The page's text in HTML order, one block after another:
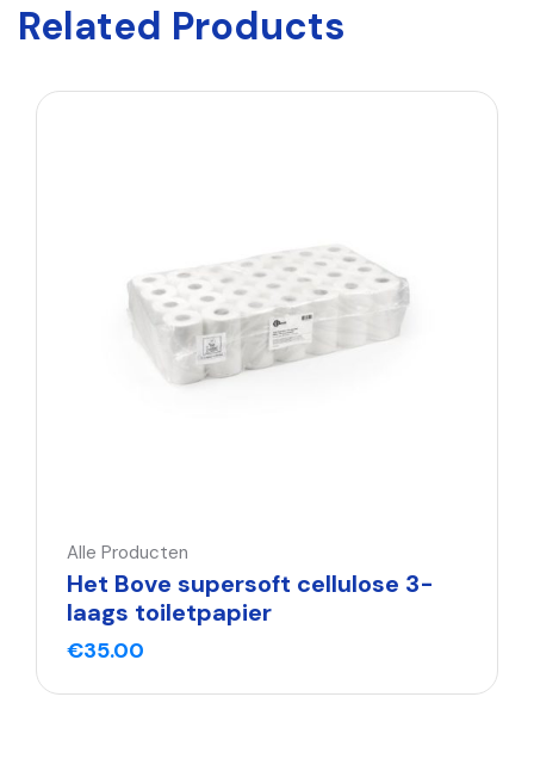
Related Products
Alle Producten
Het Bove supersoft cellulose 3-
laags toiletpapier
€35.00